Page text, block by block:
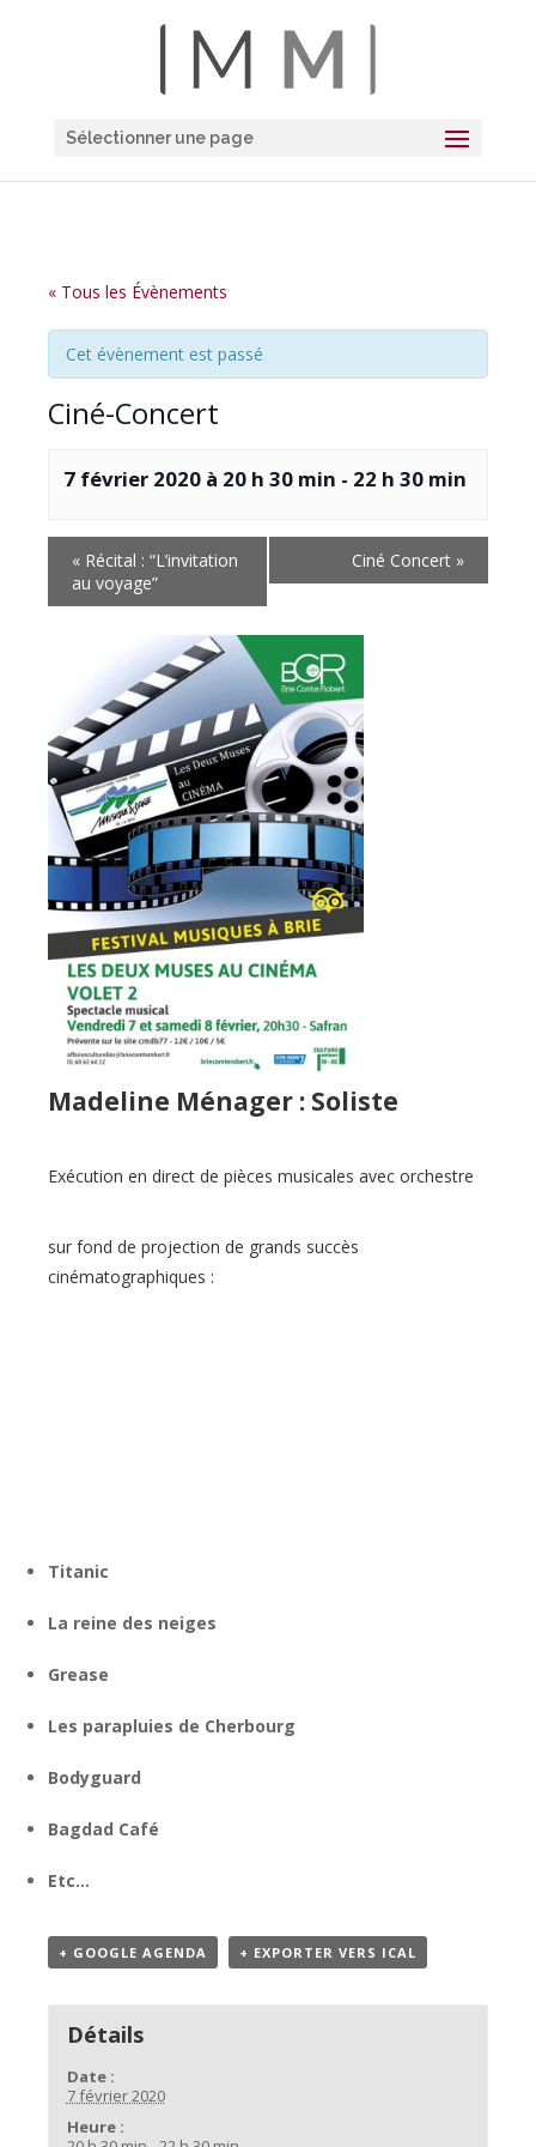
Sélectionner une page
« Tous les Évènements
Cet évènement est passé
Ciné-Concert
7 février 2020 à 20 h 30 min - 22 h 30 min
« Récital : “L’invitation
au voyage”
Ciné Concert »
Madeline Ménager : Soliste
Exécution en direct de pièces musicales avec orchestre
sur fond de projection de grands succès
cinématographiques :
Titanic
La reine des neiges
Grease
Les parapluies de Cherbourg
Bodyguard
Bagdad Café
Etc…
+ GOOGLE AGENDA + EXPORTER VERS ICAL
Détails
Date :
7 février 2020
Heure :